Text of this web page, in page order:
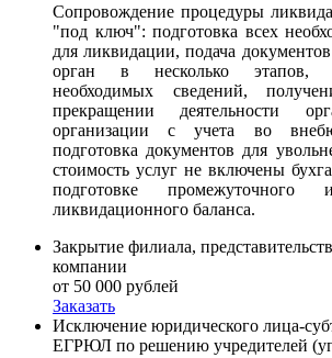
Сопровождение процедуры
"под ключ": подготовка всех
для ликвидации, подача
орган в несколько этапов,
необходимых сведений,
прекращении деятельности
организации с учета во
подготовка документов для
стоимость услуг не включены
подготовке промежуточного
ликвидационного баланса.
Закрытие филиала,
компании
от 50 000 рублей
Заказать
Исключение юридического лица-
ЕГРЮЛ по решению учредителей